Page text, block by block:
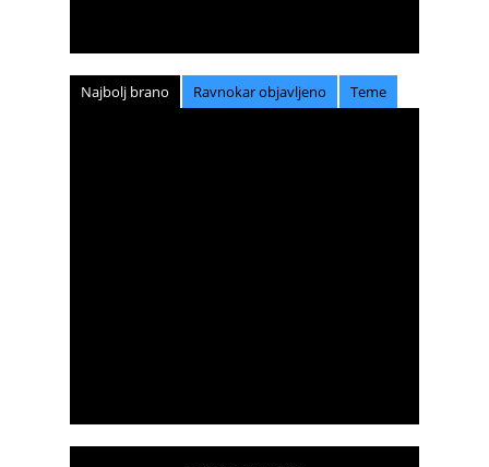
Najbolj brano Ravnokar objavljeno Teme